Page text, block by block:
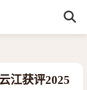
江获评2025